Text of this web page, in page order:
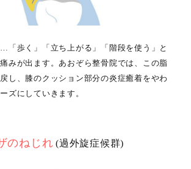
「歩く」「立ち上がる」「階段を使う」と
みが出ます。あおぞら整骨院では、この脂
し、膝のクッション部分の炎症癒着をやわ
ズにしていきます。
のねじれ (過外旋症候群)